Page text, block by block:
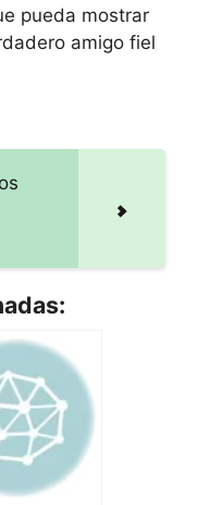
pueda mostrar
amigo fiel